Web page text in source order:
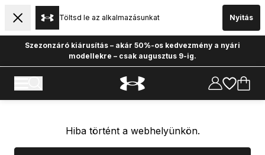
Töltsd le az alkalmazásunkat Nyitás
Szezonzáró kiárusítás – akár 50%-os kedvezmény a nyári
modellekre – csak augusztus 9-ig.
Hiba történt a webhelyünkön.